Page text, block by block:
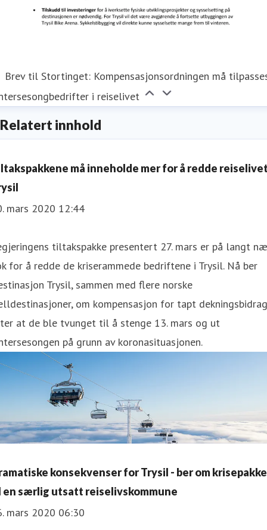
Brev til Stortinget: Kompensasjonsordningen må
i reiselivet
Relatert innhold
må inneholde mer for å redde
mars 2020 12:44
tiltakspakke presentert 27. mars er på langt
for å redde de kriserammede bedriftene i Trysil. Nå ber
Trysil, sammen med flere norske
om kompensasjon for tapt dekningsbidrag
at de ble tvunget til å stenge 13. mars og ut
på grunn av koronasituasjonen.
konsekvenser for Trysil - ber om krisepakke
særlig utsatt reiselivskommune
mars 2020 06:30